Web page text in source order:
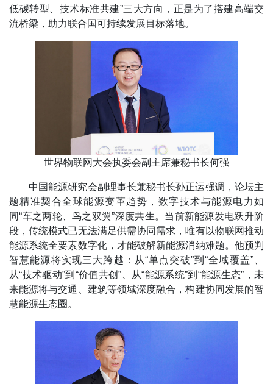
低碳转型、技术标准共建”三大方向，正是为了搭建高端交
流桥梁，助力联合国可持续发展目标落地。
世界物联网大会执委会副主席兼秘书长何强
中国能源研究会副理事长兼秘书长孙正运强调，论坛主
题精准契合全球能源变革趋势，数字技术与能源电力如
同“车之两轮、鸟之双翼”深度共生。当前新能源发电跃升阶
段，传统模式已无法满足供需协同需求，唯有以物联网推动
能源系统全要素数字化，才能破解新能源消纳难题。他预判
智慧能源将实现三大跨越：从“单点突破”到“全域覆盖”、
从“技术驱动”到“价值共创”、从“能源系统”到“能源生态”，未
来能源将与交通、建筑等领域深度融合，构建协同发展的智
慧能源生态圈。